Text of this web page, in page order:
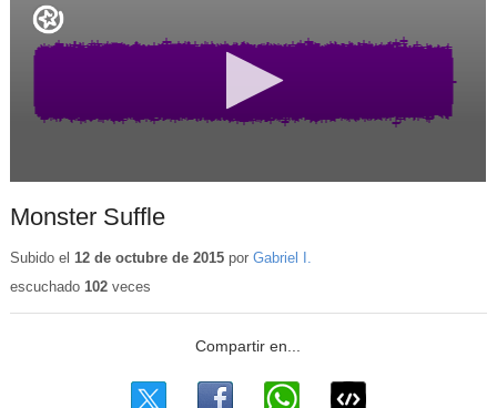
Monster Suffle
Subido el 12 de octubre de 2015por Gabriel I.
escuchado 102veces